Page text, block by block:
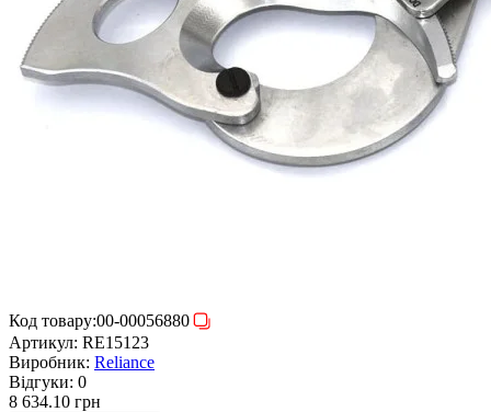
Код товару:00-00056880
Артикул: RE15123
Виробник: Reliance
Відгуки: 0
8 634.10 грн